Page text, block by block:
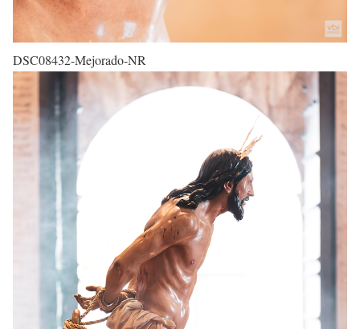
DSC08432-Mejorado-NR